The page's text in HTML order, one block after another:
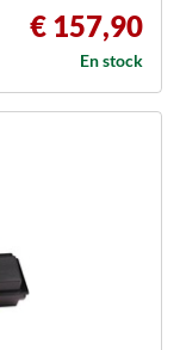
€ 157,90
En stock